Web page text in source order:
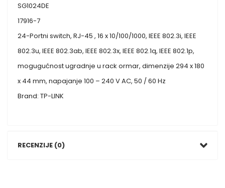
SG1024DE
17916-7
24-Portni switch, RJ-45 , 16 x 10/100/1000, IEEE 802.3i, IEEE
802.3u, IEEE 802.3ab, IEEE 802.3x, IEEE 802.1q, IEEE 802.1p,
mogugućnost ugradnje u rack ormar, dimenzije 294 x 180
x 44 mm, napajanje 100 – 240 V AC, 50 / 60 Hz
Brand: TP-LINK
RECENZIJE (0)